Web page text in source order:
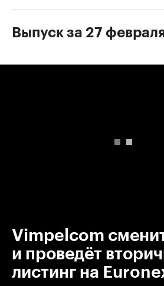
Выпуск за 27
Vimpelсom
и проведёт
листинг на